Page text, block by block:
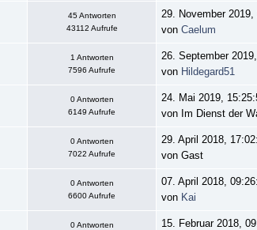
45 Antworten
43112 Aufrufe
29. November 2019,
vonCaelum
1 Antworten
7596 Aufrufe
26. September
von Hildegard51
0 Antworten
6149 Aufrufe
24. Mai 2019,
von Im Dienst der
0 Antworten
7022 Aufrufe
29. April 2018,
von Gast
0 Antworten
6600 Aufrufe
07. April 2018,
von Kai
0 Antworten
15. Februar 2018,